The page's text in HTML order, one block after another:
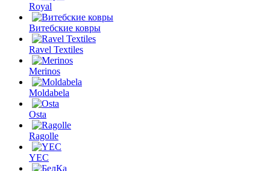
Royal
Витебские ковры
Ravel Textiles
Merinos
Moldabela
Osta
Ragolle
YEC